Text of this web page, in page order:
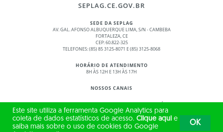
SEPLAG.CE.GOV.BR
SEDE DA SEPLAG
AV. GAL. AFONSO ALBUQUERQUE LIMA, S/N - CAMBEBA
FORTALEZA, CE
CEP: 60.822-325
TELEFONES: (85) 85 3125-8071 E (85) 3125-8068
HORÁRIO DE ATENDIMENTO
8H ÀS 12H E 13H ÀS 17H
NOSSOS CANAIS
© 2017 - 2026 – GOVERNO DO ESTADO DO CEARÁ
TODOS OS DIREITOS RESERVADOS
Este site utiliza a ferramenta Google Analytics para
coleta de dados estatísticos de acesso. Clique aqui e
saiba mais sobre o uso de cookies do Google
OK